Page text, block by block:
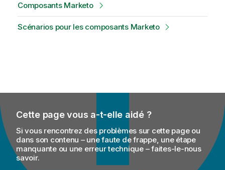
Composants Marketo
Scénarios pour les composants Marketo
Cette page vous a-t-elle aidé ?
Si vous rencontrez des problèmes sur cette page ou
dans son contenu – une faute de frappe, une étape
manquante ou une erreur technique – faites-le-nous
savoir.